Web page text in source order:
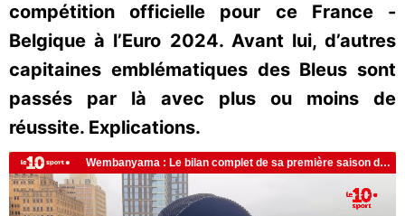
compétition officielle pour ce France -
Belgique à l’Euro 2024. Avant lui, d’autres
capitaines emblématiques des Bleus sont
passés par là avec plus ou moins de
réussite. Explications.